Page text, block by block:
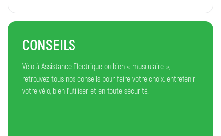
CONSEILS
Vélo à Assistance Electrique ou bien « musculaire »,
retrouvez tous nos conseils pour faire votre choix, entretenir
votre vélo, bien l’utiliser et en toute sécurité.